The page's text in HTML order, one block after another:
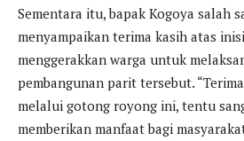
Sementara itu, bapak Kogoya salah
menyampaikan terima kasih atas
menggerakkan warga untuk
pembangunan parit tersebut.
melalui gotong royong ini, tentu
memberikan manfaat bagi